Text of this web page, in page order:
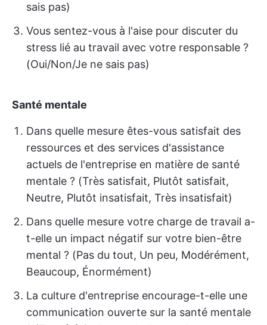
sais pas)
Vous sentez-vous à l'aise pour discuter du
stress lié au travail avec votre responsable ?
(Oui/Non/Je ne sais pas)
Santé mentale
Dans quelle mesure êtes-vous satisfait des
ressources et des services d'assistance
actuels de l'entreprise en matière de santé
mentale ? (Très satisfait, Plutôt satisfait,
Neutre, Plutôt insatisfait, Très insatisfait)
Dans quelle mesure votre charge de travail a-
t-elle un impact négatif sur votre bien-être
mental ? (Pas du tout, Un peu, Modérément,
Beaucoup, Énormément)
La culture d'entreprise encourage-t-elle une
communication ouverte sur la santé mentale